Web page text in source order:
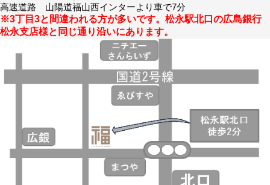
高速道路 山陽道福山西インターより車で7分
※3丁目3と間違われる方が多いです。松永駅北口の広島銀行
松永支店様と同じ通り沿いにあります。